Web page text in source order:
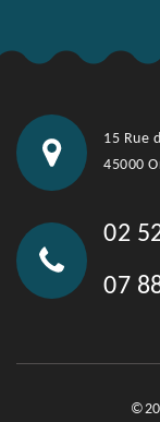
15 Rue
45000
02
07